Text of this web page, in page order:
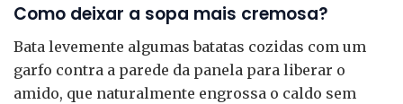
Como deixar a sopa mais cremosa?
Bata levemente algumas batatas cozidas com um
garfo contra a parede da panela para liberar o
amido, que naturalmente engrossa o caldo sem